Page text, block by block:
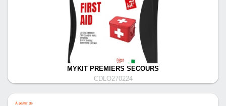
MYKIT PREMIERS SECOURS
CDLO270224
À partir de